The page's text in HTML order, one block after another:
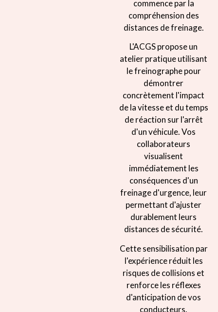
commence par la
compréhension des
distances de freinage.
L'ACGS propose un
atelier pratique utilisant
le freinographe pour
démontrer
concrètement l'impact
de la vitesse et du temps
de réaction sur l'arrêt
d'un véhicule. Vos
collaborateurs
visualisent
immédiatement les
conséquences d'un
freinage d'urgence, leur
permettant d'ajuster
durablement leurs
distances de sécurité.
Cette sensibilisation par
l'expérience réduit les
risques de collisions et
renforce les réflexes
d'anticipation de vos
conducteurs.